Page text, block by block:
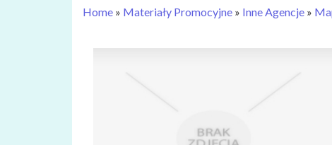
Home » Materiały Promocyjne » Inne Agencje »